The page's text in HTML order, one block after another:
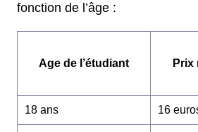
fonction de l’âge :
Age de l’étudiant Prix
18 ans 16